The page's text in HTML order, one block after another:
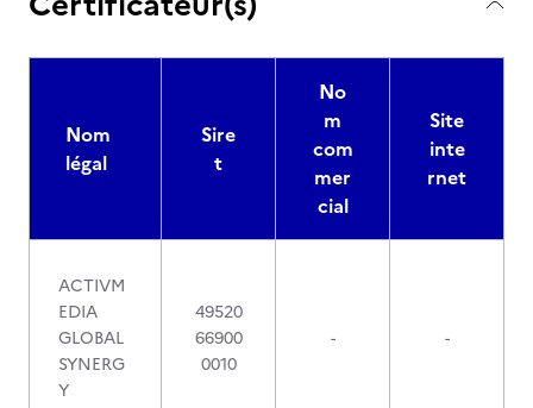
Nom
légal
Sire
t
No
m
com
mer
cial
Site
inte
rnet
ACTIVM
EDIA
GLOBAL
SYNERG
Y
49520
66900
0010
- -